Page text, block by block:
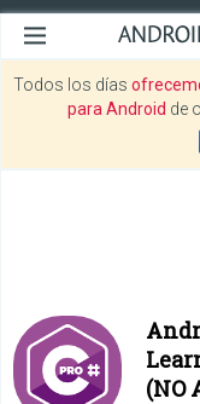
Todos los días
para Android de
(NO